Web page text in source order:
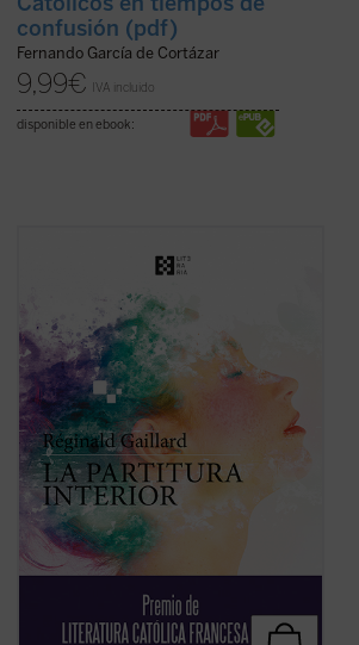
confusión (pdf)
Fernando García de Cortázar
9,99€ IVA incluido
disponible en ebook:
En esta primera novela del poeta
Charlotte, «la loca del pueblo», y Jan, un
músico holandés quien huye de un amor
perdido, tienen en común una búsqueda
espiritual de trascendiencia y belleza,
una relación ...(ver ficha)